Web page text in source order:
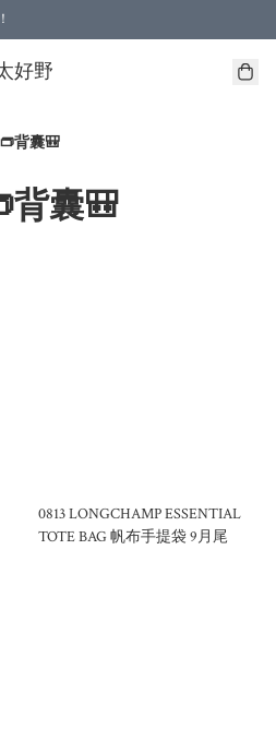
好野
背囊🎒
背囊🎒
0813 LONGCHAMP ESSENTIAL
TOTE BAG 帆布手提袋 9月尾